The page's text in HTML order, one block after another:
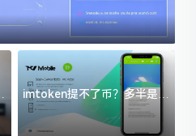
imtoken提不了币？多半是这
几件事没处理好